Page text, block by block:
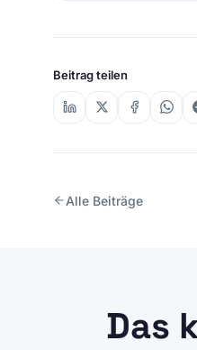
Beitrag teilen
Alle Beiträge
Das